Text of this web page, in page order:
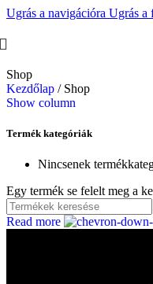
Ugrás a navigációra Ugrás a
Shop
Kezdőlap / Shop
Show column
Termék kategóriák
Nincsenek
Egy termék se felelt meg a
Read more